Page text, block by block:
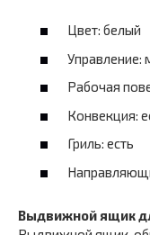
Цвет: белый
Управление:
Рабочая
Конвекция:
Гриль: есть
Выдвижной ящик